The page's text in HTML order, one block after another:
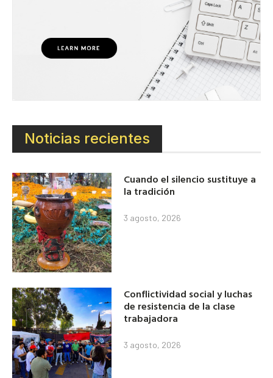
Noticias recientes
Cuando el silencio sustituye a
la tradición
3 agosto, 2026
Conflictividad social y luchas
de resistencia de la clase
trabajadora
3 agosto, 2026